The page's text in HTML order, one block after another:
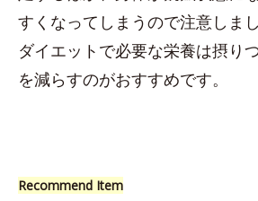
すくなってしまうので注意しま
ダイエットで必要な栄養は摂り
を減らすのがおすすめです。
Recommend Item